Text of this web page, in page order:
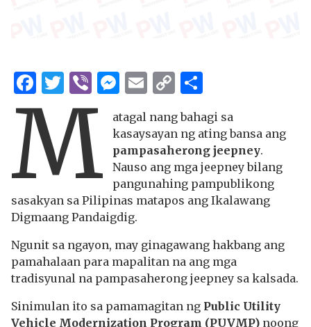
Facebook
Twitter
ViberMessenger
Email
Copy
Link
M
atagal nang bahagi sa
kasaysayan ng ating bansa ang
pampasaherong jeepney.
Nauso ang mga jeepney bilang
pangunahing pampublikong
sasakyan sa Pilipinas matapos ang Ikalawang
Digmaang Pandaigdig.
Ngunit sa ngayon, may ginagawang hakbang ang
pamahalaan para mapalitan na ang mga
tradisyunal na pampasaherong jeepney sa kalsada.
Sinimulan ito sa pamamagitan ng Public Utility
Vehicle Modernization Program (PUVMP) noong